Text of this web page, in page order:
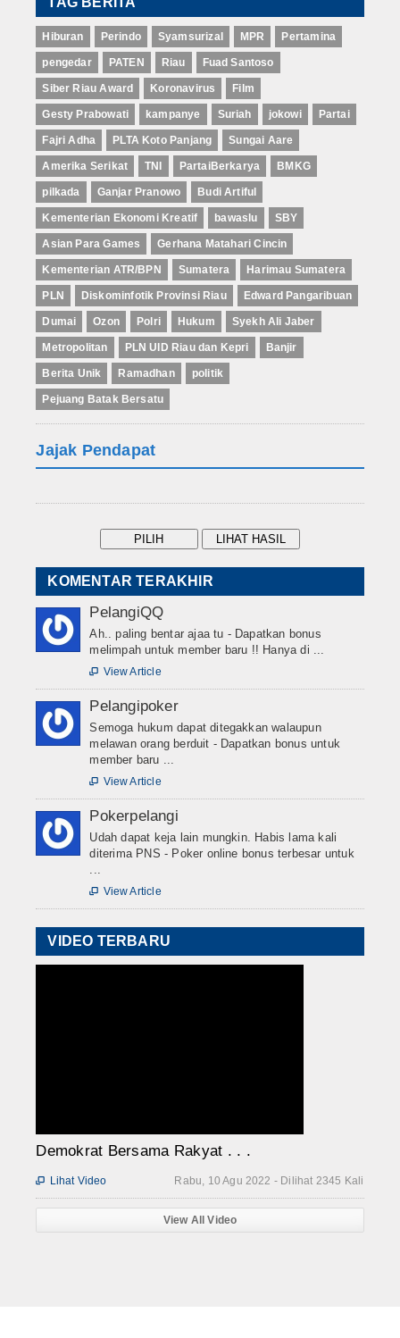
Hiburan Perindo Syamsurizal MPR Pertamina
pengedar PATEN Riau Fuad Santoso
Siber Riau Award Koronavirus Film
Gesty Prabowati kampanye Suriah jokowi Partai
Fajri Adha PLTA Koto Panjang Sungai Aare
Amerika Serikat TNI PartaiBerkarya BMKG
pilkada Ganjar Pranowo Budi Artiful
Kementerian Ekonomi Kreatif bawaslu SBY
Asian Para Games Gerhana Matahari Cincin
Kementerian ATR/BPN Sumatera Harimau Sumatera
PLN Diskominfotik Provinsi Riau Edward Pangaribuan
Dumai Ozon Polri Hukum Syekh Ali Jaber
Metropolitan PLN UID Riau dan Kepri Banjir
Berita Unik Ramadhan politik
Pejuang Batak Bersatu
Jajak Pendapat
KOMENTAR TERAKHIR
PelangiQQ
Ah.. paling bentar ajaa tu - Dapatkan bonus
melimpah untuk member baru !! Hanya di ...
 View Article
Pelangipoker
Semoga hukum dapat ditegakkan walaupun
melawan orang berduit - Dapatkan bonus untuk
member baru ...
 View Article
Pokerpelangi
Udah dapat keja lain mungkin. Habis lama kali
diterima PNS - Poker online bonus terbesar untuk
...
 View Article
VIDEO TERBARU
Demokrat Bersama Rakyat . . .
Rabu, 10 Agu 2022 - Dilihat 2345 Kali
 Lihat Video
View All Video